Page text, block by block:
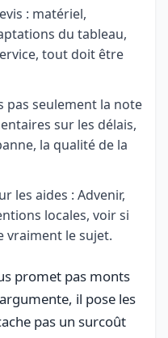
: matériel,
du tableau,
tout doit être
pas seulement la note
sur les délais,
la qualité de la
les aides : Advenir,
locales, voir si
vraiment le sujet.
promet pas monts
il pose les
pas un surcoût